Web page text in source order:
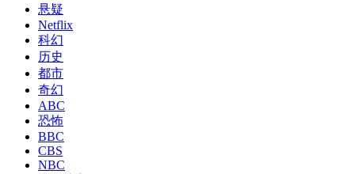
悬疑
Netflix
科幻
历史
都市
奇幻
ABC
恐怖
BBC
CBS
NBC